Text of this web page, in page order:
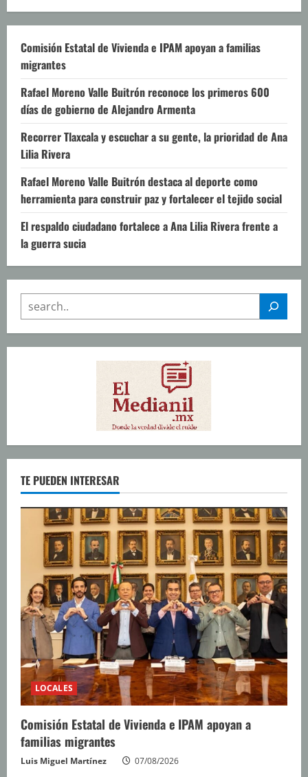
Comisión Estatal de Vivienda e IPAM apoyan a familias
migrantes
Rafael Moreno Valle Buitrón reconoce los primeros 600
días de gobierno de Alejandro Armenta
Recorrer Tlaxcala y escuchar a su gente, la prioridad de Ana
Lilia Rivera
Rafael Moreno Valle Buitrón destaca al deporte como
herramienta para construir paz y fortalecer el tejido social
El respaldo ciudadano fortalece a Ana Lilia Rivera frente a
la guerra sucia
TE PUEDEN INTERESAR
LOCALES
Comisión Estatal de Vivienda e IPAM apoyan a
familias migrantes
Luis Miguel Martínez 07/08/2026